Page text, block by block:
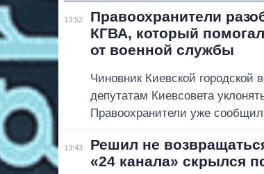
13:52
Правоохранители
КГВА, который
от военной службы
Чиновник Киевской городской
депутатам Киевсовета
Правоохранители уже
13:43
Решил не
«24 канала» скрылся